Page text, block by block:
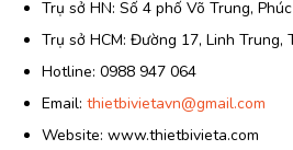
Trụ sở HN: Số 4 phố Võ Trung,
Trụ sở HCM: Đường 17, Linh Trung,
Hotline: 0988 947 064
Email: thietbivietavn@gmail.com
Website: www.thietbivieta.com